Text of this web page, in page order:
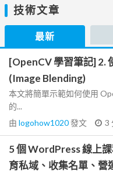
技術文章
最新
[OpenCV 學習筆記] 2.
(Image Blending)
本文將簡單示範如何使用
的...
由 logohow1020發文 3
5 個 WordPress 線上
育私域、收集名單、營